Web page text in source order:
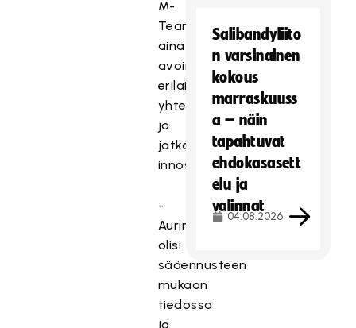
M-
Teamissa
aina
avoimesti
erilaisiin
yhteistyömalleihin,
ja
jatkaa
innostuneena:
-
Aurinkoa
olisi
sääennusteen
mukaan
tiedossa
ja
Salibandyliito
n varsinainen
kokous
marraskuuss
a – näin
tapahtuvat
ehdokasasett
elu ja
valinnat
04.08.2026